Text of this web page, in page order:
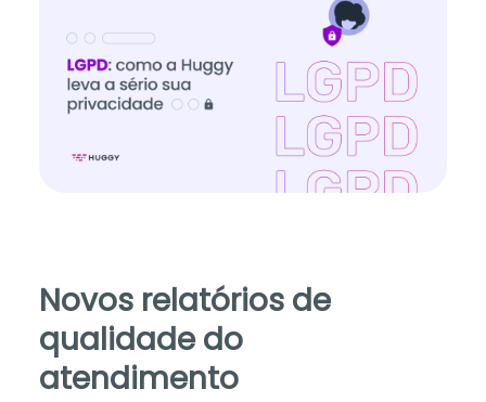
Novos relatórios de
qualidade do
atendimento